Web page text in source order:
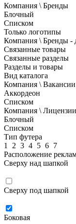
Компания \ Бренды
Блочный
Списком
Только логотипы
Компания \ Бренды -
Связанные товары
Связанные разделы
Разделы и товары
Вид каталога
Компания \ Вакансии
Аккордеон
Списком
Компания \ Лицензии
Блочный
Списком
Тип футера
1
2 3 4 5 6 7
Расположение
Сверху над шапкой
Сверху под шапкой
Боковая